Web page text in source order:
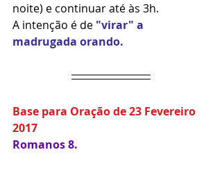
noite) e continuar até às 3h.
A intenção é de "virar" a
madrugada orando.
Base para Oração de 23 Fevereiro
2017
Romanos 8.